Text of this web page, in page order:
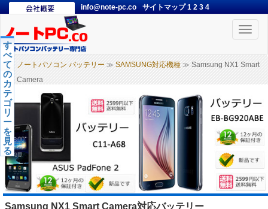
info@note-pc.co サイトマップ1 2 3 4
Toggle
ノートパソコン バッテリー ≫ SAMSUNG対応機種 ≫ Samsung NX1 Smart
Camera
す
べ
て
の
カ
テ
ゴ
リ
ー
を
見
る
Samsung NX1 Smart Camera対応バッテリー